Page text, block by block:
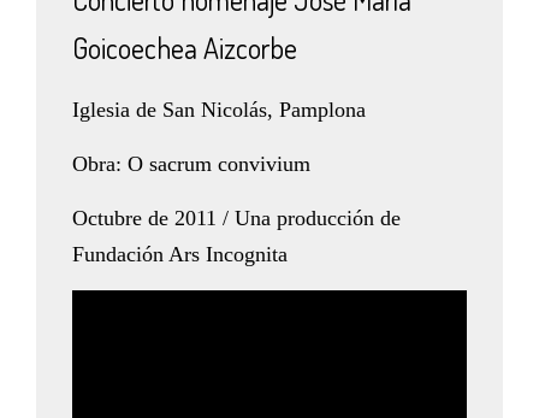
Goicoechea Aizcorbe
Iglesia de San Nicolás, Pamplona
Obra: O sacrum convivium
Octubre de 2011 / Una producción de
Fundación Ars Incognita